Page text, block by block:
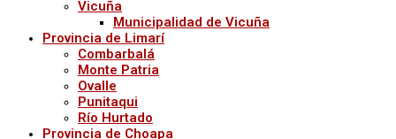
Vicuña
Municipalidad de Vicuña
Provincia de Limarí
Combarbalá
Monte Patria
Ovalle
Punitaqui
Río Hurtado
Provincia de Choapa